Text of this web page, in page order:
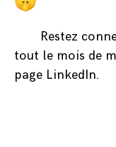
Restez
tout le mois de
page LinkedIn.